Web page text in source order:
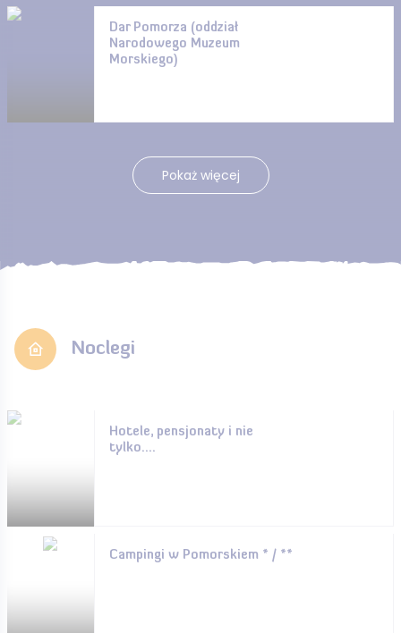
Dar Pomorza (oddział
Narodowego Muzeum
Morskiego)
Pokaż więcej
Noclegi
Hotele, pensjonaty i nie
tylko....
Campingi w Pomorskiem * / **